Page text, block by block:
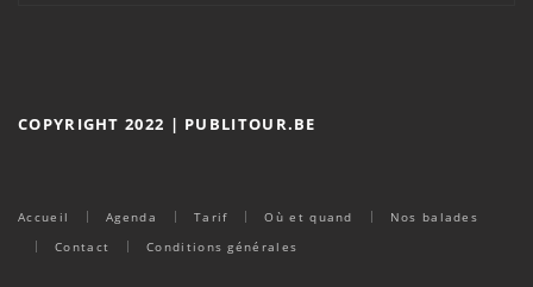
COPYRIGHT 2022 | PUBLITOUR.BE
Accueil Agenda Tarif Où et quand
Nos balades
Contact
Conditions générales